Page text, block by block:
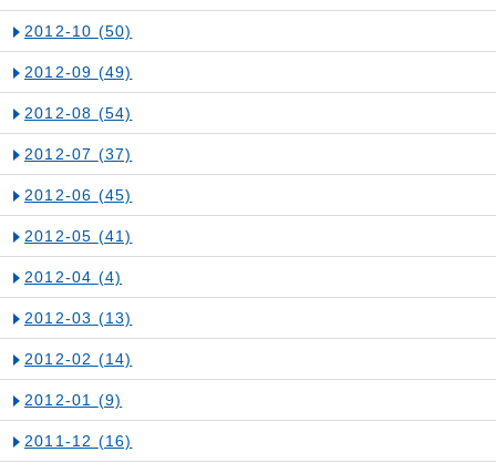
2012-10 (50)
2012-09 (49)
2012-08 (54)
2012-07 (37)
2012-06 (45)
2012-05 (41)
2012-04 (4)
2012-03 (13)
2012-02 (14)
2012-01 (9)
2011-12 (16)